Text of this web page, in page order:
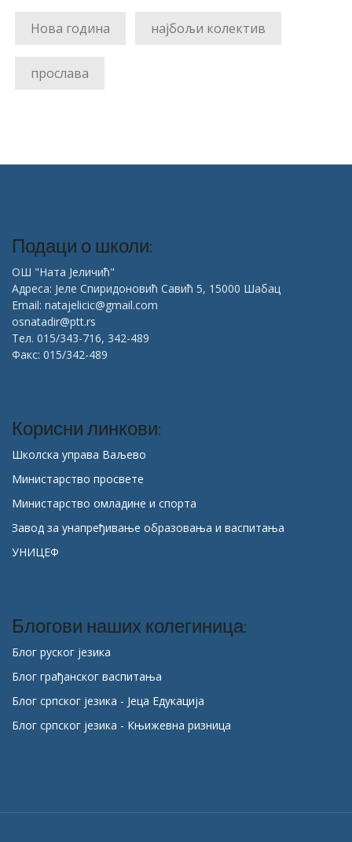
Нова година најбољи колектив
прослава
Подаци о школи:
ОШ "Ната Јеличић"
Адреса: Јеле Спиридоновић Савић 5, 15000 Шабац
Email: natajelicic@gmail.com
osnatadir@ptt.rs
Тел. 015/343-716, 342-489
Факс: 015/342-489
Корисни линкови:
Школска управа Ваљево
Министарство просвете
Министарство омладине и спорта
Завод за унапређивање образовања и васпитања
УНИЦЕФ
Блогови наших колегиница:
Блог руског језика
Блог грађанског васпитања
Блог српског језика - Јеца Едукација
Блог српског језика - Књижевна ризница